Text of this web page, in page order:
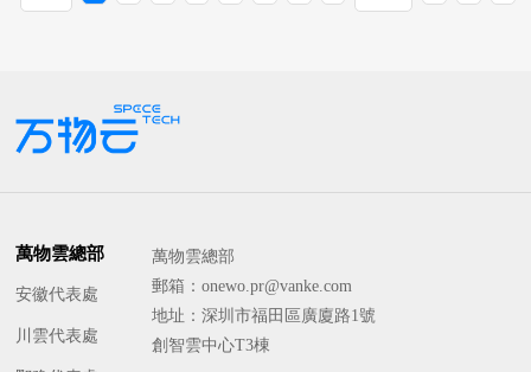
萬物雲總部
安徽代表處
川雲代表處
萬物雲總部
郵箱：onewo.pr@vanke.com
地址：深圳市福田區廣廈路1號
創智雲中心T3棟